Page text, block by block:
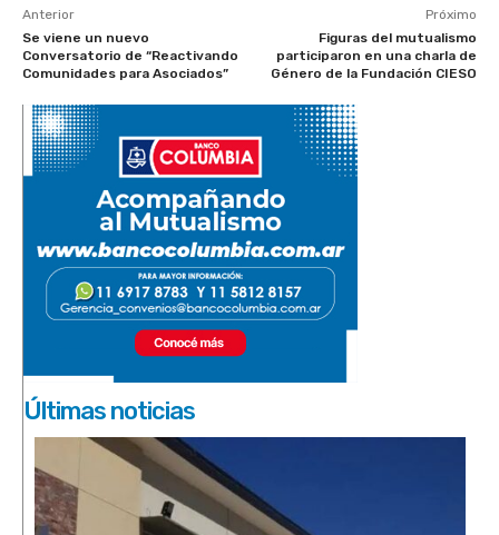
Anterior
Se viene un nuevo
Conversatorio de “Reactivando
Comunidades para Asociados”
Próximo
Figuras del mutualismo
participaron en una charla de
Género de la Fundación CIESO
Últimas noticias